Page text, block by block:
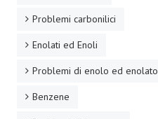
Problemi carbonilici
Enolati ed Enoli
Problemi di enolo ed enolato
Benzene